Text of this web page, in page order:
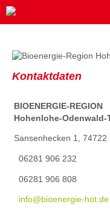
Kontaktdaten
BIOENERGIE-REGION
Hohenlohe-Odenwald-
Sansenhecken 1, 74722
06281 906 232
06281 906 808
info@bioenergie-hot.de